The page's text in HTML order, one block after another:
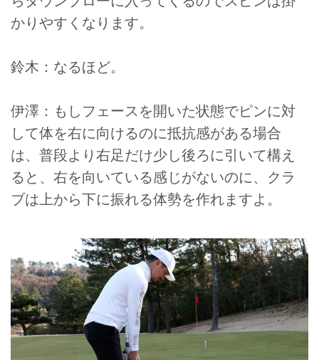
かりやすくなります。
鈴木：なるほど。
伊澤：もしフェースを開いた状態でピンに対
して体を右に向けるのに抵抗感がある場合
は、普段より右足だけ少し後ろに引いて構え
ると、右を向いている感じがないのに、クラ
ブは上から下に振れる体勢を作れますよ。